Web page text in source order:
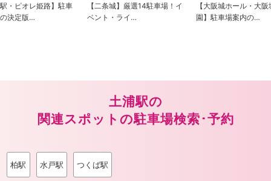
城】厳選14駐車場！イ
・ライ…
【大阪城ホール・大阪城公
園】駐車場案内の…
【清水寺・高台寺】
内の決定版！土…
土浦駅の
関連スポットの駐車場検索･予約
柏駅 水戸駅 つくば駅